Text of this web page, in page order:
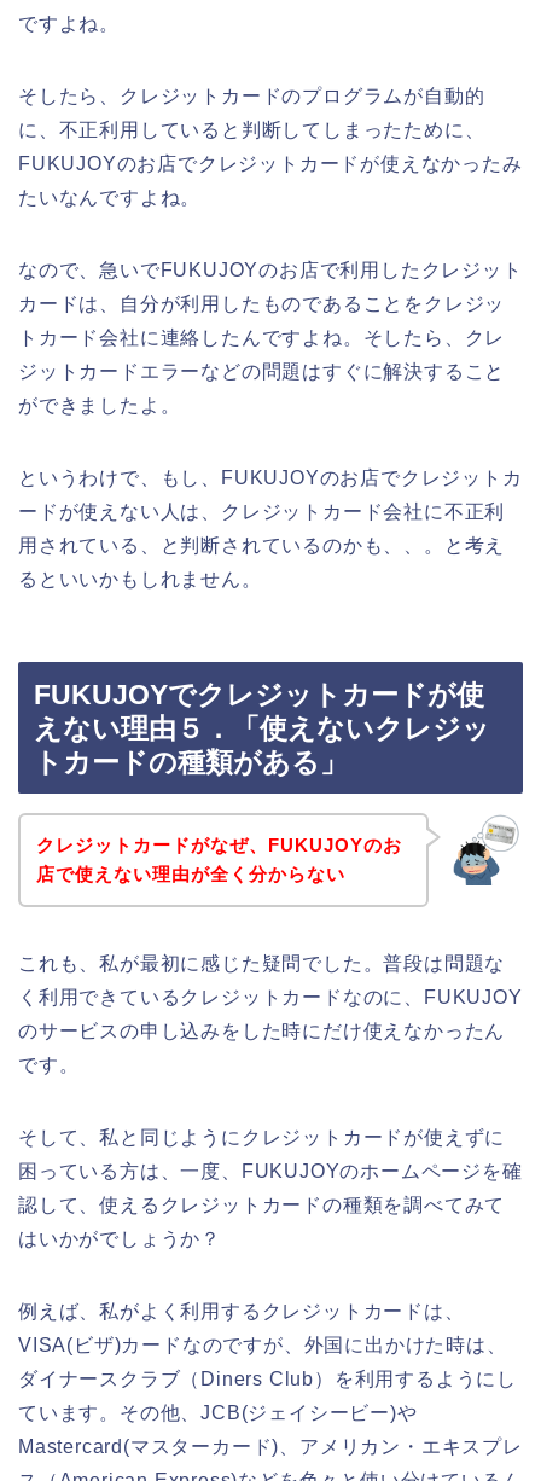
ですよね。
そしたら、クレジットカードのプログラムが自動的
に、不正利用していると判断してしまったために、
FUKUJOYのお店でクレジットカードが使えなかったみ
たいなんですよね。
なので、急いでFUKUJOYのお店で利用したクレジット
カードは、自分が利用したものであることをクレジッ
トカード会社に連絡したんですよね。そしたら、クレ
ジットカードエラーなどの問題はすぐに解決すること
ができましたよ。
というわけで、もし、FUKUJOYのお店でクレジットカ
ードが使えない人は、クレジットカード会社に不正利
用されている、と判断されているのかも、、。と考え
るといいかもしれません。
FUKUJOYでクレジットカードが使
えない理由５．「使えないクレジッ
トカードの種類がある」
クレジットカードがなぜ、FUKUJOYのお
店で使えない理由が全く分からない
これも、私が最初に感じた疑問でした。普段は問題な
く利用できているクレジットカードなのに、FUKUJOY
のサービスの申し込みをした時にだけ使えなかったん
です。
そして、私と同じようにクレジットカードが使えずに
困っている方は、一度、FUKUJOYのホームページを確
認して、使えるクレジットカードの種類を調べてみて
はいかがでしょうか？
例えば、私がよく利用するクレジットカードは、
VISA(ビザ)カードなのですが、外国に出かけた時は、
ダイナースクラブ（Diners Club）を利用するようにし
ています。その他、JCB(ジェイシービー)や
Mastercard(マスターカード)、アメリカン・エキスプレ